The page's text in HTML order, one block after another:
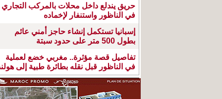
حريق يندلع داخل محلات بالمركب التجاري
في الناظور واستنفار لإخماده
إسبانيا تستكمل إنشاء حاجز أمني عائم
بطول 500 متر على حدود سبتة
تفاصيل قصة مؤثرة.. مغربي خضع لعملية
في الناظور قبل نقله بطائرة طبية إلى